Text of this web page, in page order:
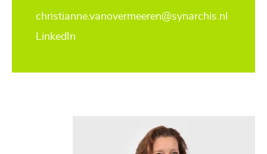
christianne.vanovermeeren@synarchis.nl
LinkedIn